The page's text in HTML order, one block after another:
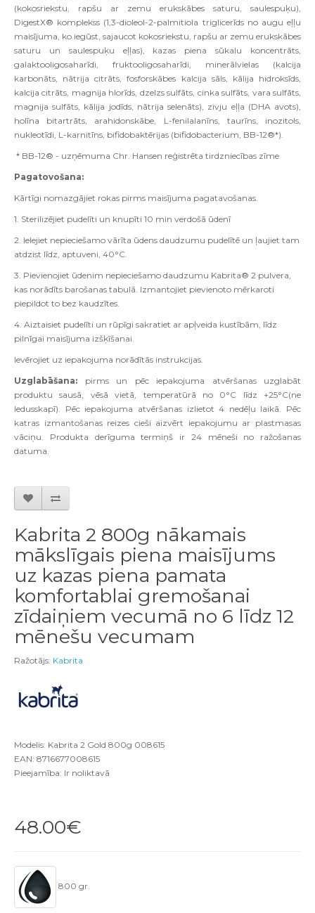
(kokosriekstu, rapšu ar zemu erukskābes saturu, saulespuķu),
DigestX® komplekss (1,3-dioleol-2-palmitiola triglicerīds no augu eļļu
maisījuma, ko iegūst, sajaucot kokosriekstu, rapšu ar zemu erukskābes
saturu un saulespuķu eļļas), kazas piena sūkalu koncentrāts,
galaktooligosaharīdi, fruktooligosaharīdi, minerālvielas (kalcija
karbonāts, nātrija citrāts, fosforskābes kalcija sāls, kālija hidroksīds,
kalcija citrāts, magnija hlorīds, dzelzs sulfāts, cinka sulfāts, vara sulfāts,
magnija sulfāts, kālija jodīds, nātrija selenāts), zivju eļļa (DHA avots),
holīna bitartrāts, arahidonskābe, L-fenilalanīns, taurīns, inozitols,
nukleotīdi, L-karnitīns, bifidobaktērijas (bifidobacterium, BB-12®*).
* BB-12® - uzņēmuma Chr. Hansen reģistrēta tirdzniecības zīme
Pagatovošana:
Kārtīgi nomazgājiet rokas pirms maisījuma pagatavošanas.
1. Sterilizējiet pudelīti un knupīti 10 min verdošā ūdenī
2. Ielejiet nepieciešamo vārīta ūdens daudzumu pudelītē un ļaujiet tam
atdzist līdz, aptuveni, 40°C.
3. Pievienojiet ūdenim nepieciešamo daudzumu Kabrita® 2 pulvera,
kas norādīts barošanas tabulā. Izmantojiet pievienoto mērkaroti
piepildot to bez kaudzītes.
4. Aiztaisiet pudelīti un rūpīgi sakratiet ar apļveida kustībām, līdz
pilnīgai maisījuma izšķīšanai.
Ievērojiet uz iepakojuma norādītās instrukcijas.
Uzglabāšana: pirms un pēc iepakojuma atvēršanas uzglabāt
produktu sausā, vēsā vietā, temperatūrā no 0°C līdz +25°C(ne
ledusskapī). Pēc iepakojuma atvēršanas izlietot 4 nedēļu laikā. Pēc
katras izmantošanas reizes cieši aizvērt iepakojumu ar plastmasas
vāciņu. Produkta derīguma termiņš ir 24 mēneši no ražošanas
datuma.
Kabrita 2 800g nākamais
mākslīgais piena maisījums
uz kazas piena pamata
komfortablai gremošanai
zīdaiņiem vecumā no 6 līdz 12
mēnešu vecumam
Ražotājs: Kabrita
Modelis: Kabrita 2 Gold 800g 008615
EAN: 8716677008615
Pieejamība: Ir noliktavā
48.00€
800 gr.